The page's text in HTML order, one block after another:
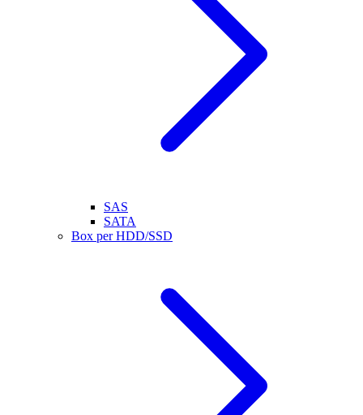
SAS
SATA
Box per HDD/SSD